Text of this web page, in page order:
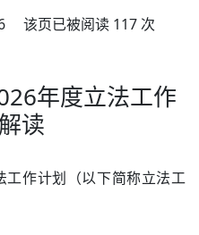
该页已被阅读 117 次
年度立法工作
读
作计划（以下简称立法工